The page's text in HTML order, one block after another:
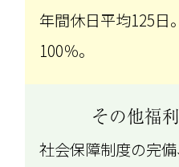
年間休日平均125日
100％。
その他福
社会保障制度の完